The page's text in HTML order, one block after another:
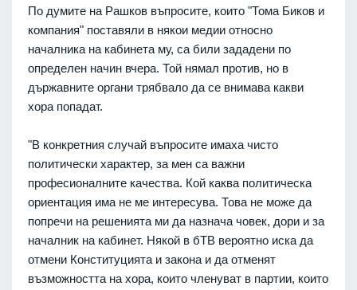
По думите на Рашков въпросите, които "Тома Биков и
компания" поставяли в някои медии относно
началника на кабинета му, са били зададени по
определен начин вчера. Той нямал против, но в
държавните органи трябвало да се внимава какви
хора попадат.
"В конкретния случай въпросите имаха чисто
политически характер, за мен са важни
професионалните качества. Кой каква политическа
ориентация има не ме интересува. Това не може да
попречи на решенията ми да назнача човек, дори и за
началник на кабинет. Някой в бТВ вероятно иска да
отмени Конституцията и закона и да отменят
възможността на хора, които членуват в партии, които